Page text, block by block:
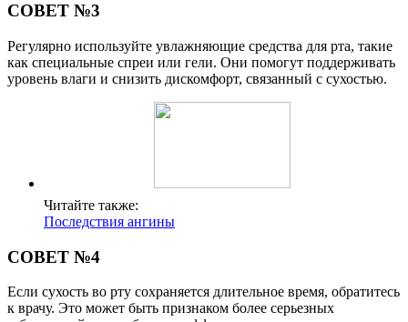
СОВЕТ №3
Регулярно используйте увлажняющие средства для рта, такие
как специальные спреи или гели. Они помогут поддерживать
уровень влаги и снизить дискомфорт, связанный с сухостью.
Читайте также:
Последствия ангины
СОВЕТ №4
Если сухость во рту сохраняется длительное время, обратитесь
к врачу. Это может быть признаком более серьезных